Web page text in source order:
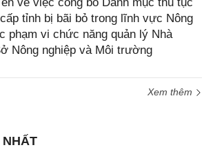
tỉnh bị bãi bỏ trong lĩnh vực Nông
phạm vi chức năng quản lý Nhà
Nông nghiệp và Môi trường
Xem thêm